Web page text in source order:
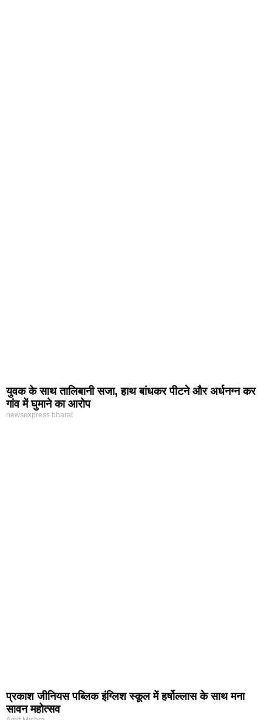
युवक के साथ तालिबानी सजा, हाथ बांधकर पीटने और अर्धनग्न कर
गांव में घुमाने का आरोप
newsexpress bharat
प्रकाश जीनियस पब्लिक इंग्लिश स्कूल में हर्षोल्लास के साथ मना
सावन महोत्सव